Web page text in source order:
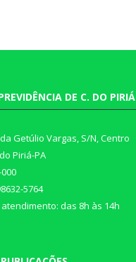
DE C. DO PIRIÁ
Getúlio Vargas, S/N, Centro
Piriá-PA
5764
das 8h às 14h